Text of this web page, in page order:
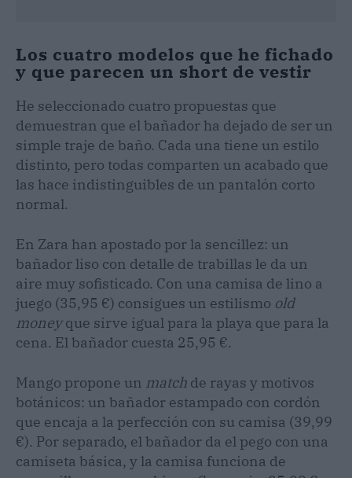
Los cuatro modelos que he fichado
y que parecen un short de vestir
He seleccionado cuatro propuestas que
demuestran que el bañador ha dejado de ser un
simple traje de baño. Cada una tiene un estilo
distinto, pero todas comparten un acabado que
las hace indistinguibles de un pantalón corto
normal.
En Zara han apostado por la sencillez: un
bañador liso con detalle de trabillas le da un
aire muy sofisticado. Con una camisa de lino a
juego (35,95 €) consigues un estilismo old
moneyque sirve igual para la playa que para la
cena. El bañador cuesta 25,95 €.
Mango propone un match de rayas y motivos
botánicos: un bañador estampado con cordón
que encaja a la perfección con su camisa (39,99
€). Por separado, el bañador da el pego con una
camiseta básica, y la camisa funciona de